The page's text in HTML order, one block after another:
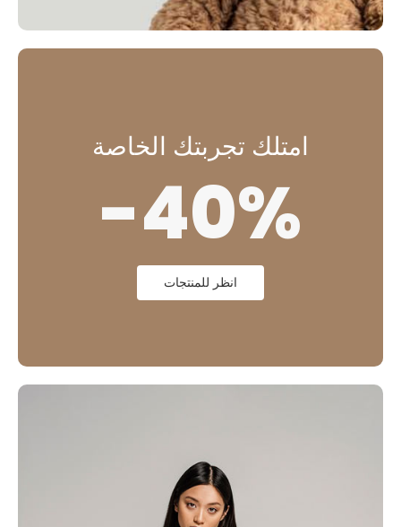
امتلك تجربتك الخاصة
-40%
انظر للمنتجات